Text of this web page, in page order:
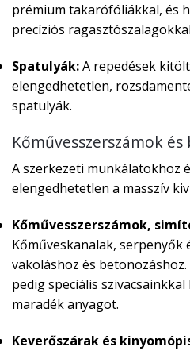
prémium takarófóliákkal, és
precíziós
Spatulyák:A repedések
elengedhetetlen,
spatulyák.
Kőművesszerszámok
A szerkezeti munkálatokhoz
elengedhetetlen a masszív
Kőművesszerszámok,
Kőműveskanalak,
vakoláshoz és
pedig speciális
maradék anyagot.
Keverőszárak és